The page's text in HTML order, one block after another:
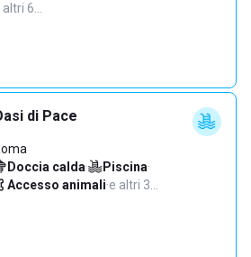
altri 6…
di Pace
Doccia calda· Piscina·
Accesso animali·e altri 3…